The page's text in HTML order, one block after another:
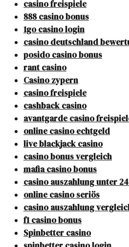
casino freispiele
888 casino bonus
1go casino login
casino deutschland
posido casino bonus
rant casino
Casino zypern
casino freispiele
cashback casino
avantgarde casino
online casino echtgeld
live blackjack casino
casino bonus vergleich
mafia casino bonus
casino auszahlung unter
online casino seriös
casino auszahlung
f1 casino bonus
Spinbetter casino